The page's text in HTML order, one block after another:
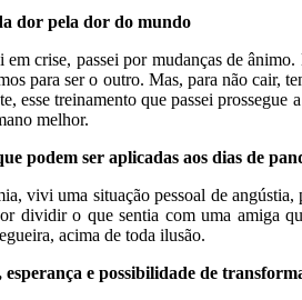
dor pela dor do mundo
em crise, passei por mudanças de
para ser o outro. Mas, para não cair,
esse treinamento que passei
melhor.
podem ser aplicadas aos dias de
vivi uma situação pessoal de
dividir o que sentia com uma amiga
acima de toda ilusão.
e possibilidade de